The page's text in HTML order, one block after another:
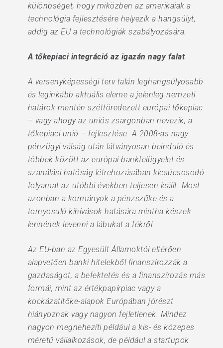
különbséget, hogy miközben az amerikaiak a
technológia fejlesztésére helyezik a hangsúlyt,
addig az EU a technológiák szabályozására.
A tőkepiaci integráció az igazán nagy falat
A versenyképességi terv talán leghangsúlyosabb
és leginkább aktuális eleme a jelenleg nemzeti
határok mentén széttöredezett európai tőkepiac
– vagy ahogy az uniós zsargonban nevezik, a
tőkepiaci unió – fejlesztése. A 2008-as nagy
pénzügyi válság után látványosan beinduló és
többek között az európai bankfelügyelet és
szanálási hatóság létrehozásában kicsúcsosodó
folyamat az utóbbi években teljesen leállt. Most
azonban a kormányok a pénzszűke és a
tornyosuló kihívások hatására mintha készek
lennének levenni a lábukat a fékről.
Az EU-ban az Egyesült Államoktól eltérően
alapvetően banki hitelekből finanszírozzák a
gazdaságot, a befektetés és a finanszírozás más
formái, mint az értékpapírpiac vagy a
kockázatitőke-alapok Európában jórészt
hiányoznak vagy nagyon fejletlenek. Mindez
nagyon megnehezíti például a kis- és közepes
méretű vállalkozások, de például a startupok